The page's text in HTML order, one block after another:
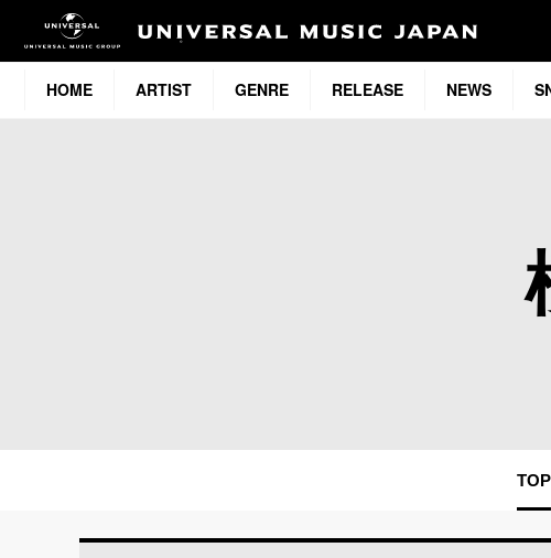
HOME ARTIST GENRE RELEASE NEWS
TOP